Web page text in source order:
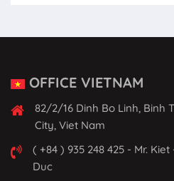
OFFICE VIETNAM
82/2/16 Dinh Bo Linh, Binh
City, Viet Nam
( +84 ) 935 248 425 - Mr. Kiet
Duc